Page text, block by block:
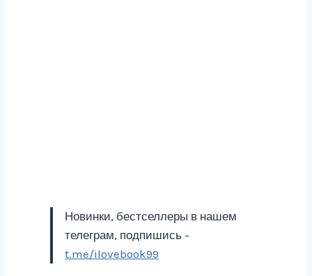
Новинки, бестселлеры в нашем
телеграм, подпишись -
t.me/ilovebook99